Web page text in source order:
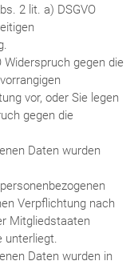
2 lit. a) DSGVO
Widerspruch gegen die
vor, oder Sie legen
gegen die
Daten wurden
Verpflichtung nach
Mitgliedstaaten
unterliegt.
Daten wurden in